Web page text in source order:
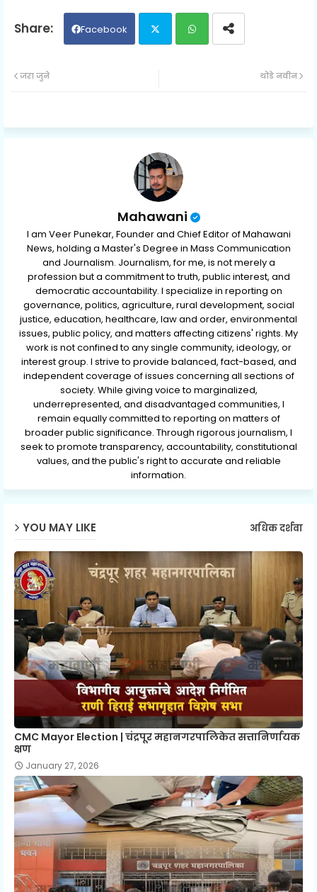
Facebook
ap
थोडे नवीन
जरा जुने
Mahawani
I am Veer Punekar, Founder and Chief Editor of Mahawani
News, holding a Master's Degree in Mass Communication
and Journalism. Journalism, for me, is not merely a
profession but a commitment to truth, public interest, and
democratic accountability. I specialize in reporting on
governance, politics, agriculture, rural development, social
justice, education, healthcare, law and order, environmental
issues, public policy, and matters affecting citizens' rights. My
work is not confined to any single community, ideology, or
interest group. I strive to provide balanced, fact-based, and
independent coverage of issues concerning all sections of
society. While giving voice to marginalized,
underrepresented, and disadvantaged communities, I
remain equally committed to reporting on matters of
broader public significance. Through rigorous journalism, I
seek to promote transparency, accountability, constitutional
values, and the public's right to accurate and reliable
information.
YOU MAY LIKE अधिक दर्शवा
CMC Mayor Election | चंद्रपूर महानगरपालिकेत सत्तानिर्णायक
क्षण
January 27, 2026